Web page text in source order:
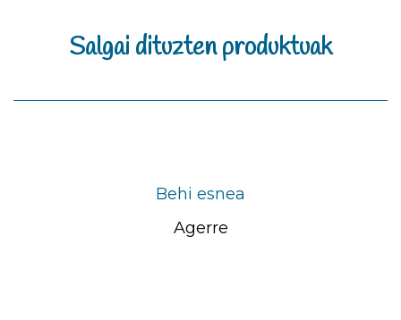
Salgai dituzten produktuak
Behi esnea
Agerre